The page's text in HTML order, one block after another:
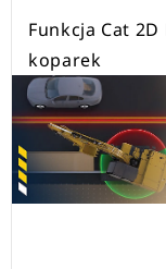
Funkcja Cat 2D
koparek